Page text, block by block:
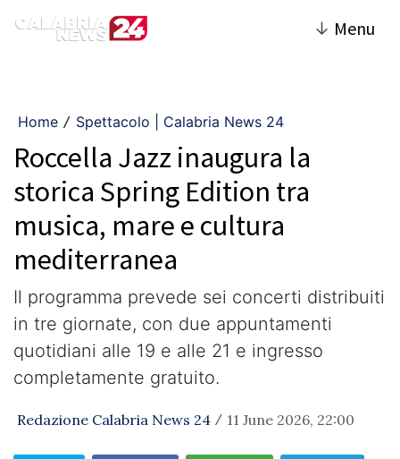
↓ Menu
Home / Spettacolo | Calabria News 24
Roccella Jazz inaugura la
storica Spring Edition tra
musica, mare e cultura
mediterranea
Il programma prevede sei concerti distribuiti
in tre giornate, con due appuntamenti
quotidiani alle 19 e alle 21 e ingresso
completamente gratuito.
Redazione Calabria News 24 / 11 June 2026, 22:00